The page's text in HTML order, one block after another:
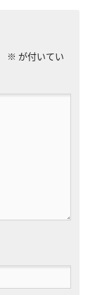
※ が付いてい